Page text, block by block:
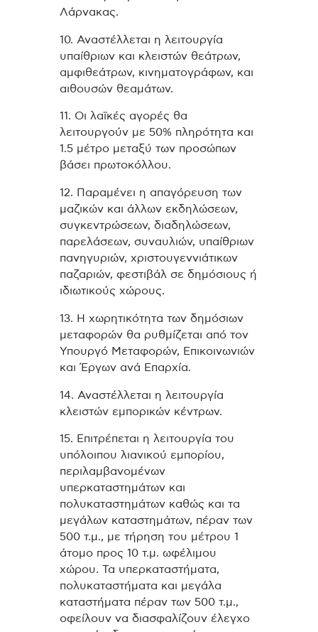
Λάρνακας.
10. Αναστέλλεται η λειτουργία
υπαίθριων και κλειστών θεάτρων,
αμφιθεάτρων, κινηματογράφων, και
αιθουσών θεαμάτων.
11. Οι λαϊκές αγορές θα
λειτουργούν με 50% πληρότητα και
1.5 μέτρο μεταξύ των προσώπων
βάσει πρωτοκόλλου.
12. Παραμένει η απαγόρευση των
μαζικών και άλλων εκδηλώσεων,
συγκεντρώσεων, διαδηλώσεων,
παρελάσεων, συναυλιών, υπαίθριων
πανηγυριών, χριστουγεννιάτικων
παζαριών, φεστιβάλ σε δημόσιους ή
ιδιωτικούς χώρους.
13. Η χωρητικότητα των δημόσιων
μεταφορών θα ρυθμίζεται από τον
Υπουργό Μεταφορών, Επικοινωνιών
και Έργων ανά Επαρχία.
14. Αναστέλλεται η λειτουργία
κλειστών εμπορικών κέντρων.
15. Επιτρέπεται η λειτουργία του
υπόλοιπου λιανικού εμπορίου,
περιλαμβανομένων
υπερκαταστημάτων και
πολυκαταστημάτων καθώς και τα
μεγάλων καταστημάτων, πέραν των
500 τ.μ., με τήρηση του μέτρου 1
άτομο προς 10 τ.μ. ωφέλιμου
χώρου. Τα υπερκαταστήματα,
πολυκαταστήματα και μεγάλα
καταστήματα πέραν των 500 τ.μ.,
οφείλουν να διασφαλίζουν έλεγχο